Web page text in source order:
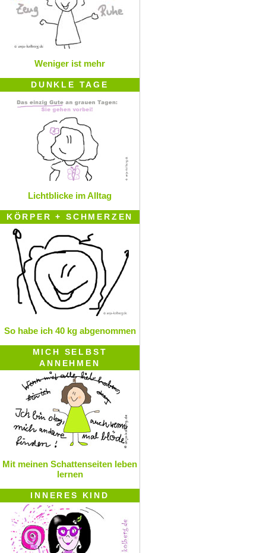
Weniger ist mehr
DUNKLE TAGE
Lichtblicke im Alltag
KÖRPER + SCHMERZEN
So habe ich 40 kg abgenommen
MICH SELBST
ANNEHMEN
Mit meinen Schattenseiten leben
lernen
INNERES KIND